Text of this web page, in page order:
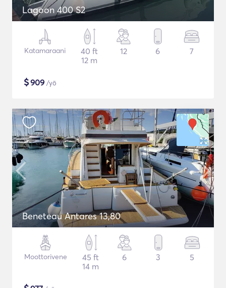
Lagoon 400 S2
Katamaraani
40 ft
12 m
12 6 7
$909 /yö
Beneteau Antares 13,80
Moottorivene
45 ft
14 m
6 3 5